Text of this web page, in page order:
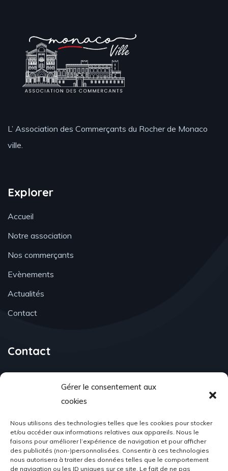
Gérer le consentement aux
cookies
Nous utilisons des technologies telles que les cookies pour stocker
et/ou accéder aux informations relatives aux appareils. Nous le
faisons pour améliorer l’expérience de navigation et pour afficher
des publicités (non-)personnalisées. Consentir à ces technologies
nous autorisera à traiter des données telles que le comportement
de navigation ou les ID uniques sur ce site. Le fait de ne pas
L’ Association des Commerçants du Rocher de Monaco
ville.
Explorer
Accueil
Notre association
Nos commerçants
Evènements
Actualités
Contact
Contact
associationacr98@gmail.com